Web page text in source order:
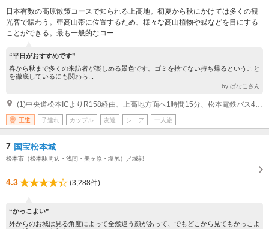
日本有数の高原散策コースで知られる上高地。初夏から秋にかけては多くの観
光客で賑わう。亜高山帯に位置するため、様々な高山植物や蝶などを目にする
ことができる。最も一般的なコー...
“平日がおすすめです”
春から秋まで多くの来訪者が楽しめる景色です。ゴミを捨てない持ち帰るということ
を徹底しているにも関わら...
by ぱなこさん
王道 子連れ カップル 友達 シニア 一人旅
7 国宝松本城
松本市（松本駅周辺・浅間・美ヶ原・塩尻）／城郭
4.3 (3,288件)
“かっこよい”
外からのお城は見る角度によって全然違う顔があって、でもどこから見てもかっこよ